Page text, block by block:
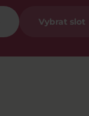
Vybrat slot